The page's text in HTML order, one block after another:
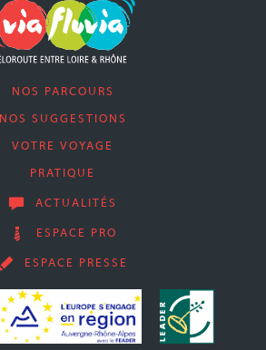
NOS PARCOURS
NOS SUGGESTIONS
VOTRE VOYAGE
PRATIQUE
ACTUALITÉS
ESPACE PRO
ESPACE PRESSE